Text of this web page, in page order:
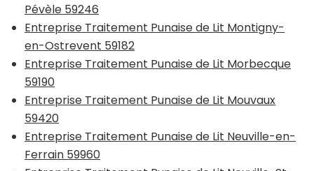
Pévèle 59246
Entreprise Traitement Punaise de Lit Montigny-
en-Ostrevent 59182
Entreprise Traitement Punaise de Lit Morbecque
59190
Entreprise Traitement Punaise de Lit Mouvaux
59420
Entreprise Traitement Punaise de Lit Neuville-en-
Ferrain 59960